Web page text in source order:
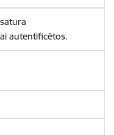
autentificētos.